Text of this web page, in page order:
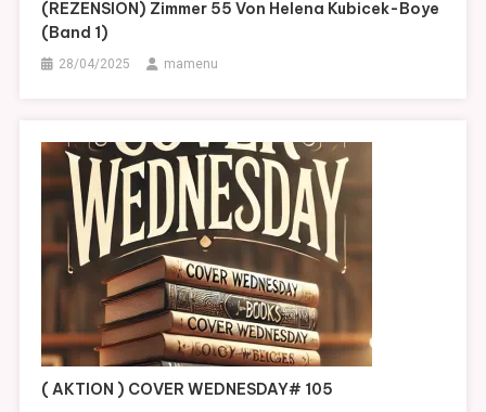
(REZENSION) Zimmer 55 Von Helena Kubicek-Boye
(Band 1)
28/04/2025 mamenu
( AKTION ) COVER WEDNESDAY# 105